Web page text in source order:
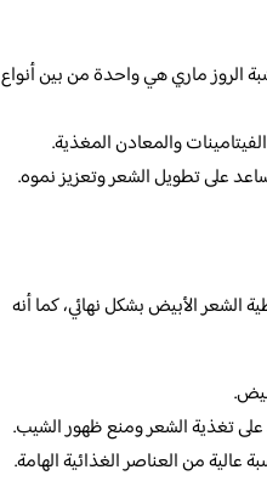
الروز ماري هي واحدة من بين أنواع
والمعادن المغذية.
على تطويل الشعر وتعزيز نموه.
الشعر الأبيض بشكل نهائي، كما أنه
على تغذية الشعر ومنع ظهور الشيب.
من العناصر الغذائية الهامة.